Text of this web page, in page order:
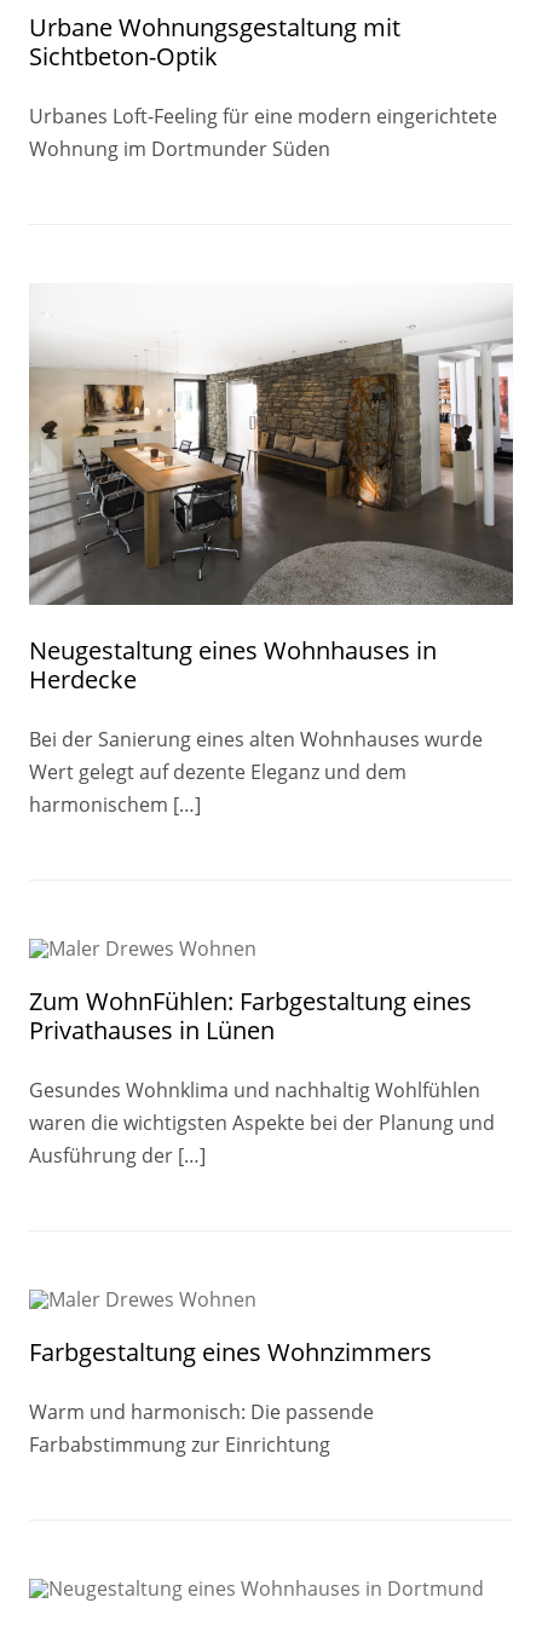
Urbane Wohnungsgestaltung mit
Sichtbeton-Optik
Urbanes Loft-Feeling für eine modern eingerichtete
Wohnung im Dortmunder Süden
Neugestaltung eines Wohnhauses in
Herdecke
Bei der Sanierung eines alten Wohnhauses wurde
Wert gelegt auf dezente Eleganz und dem
harmonischem […]
Zum WohnFühlen: Farbgestaltung eines
Privathauses in Lünen
Gesundes Wohnklima und nachhaltig Wohlfühlen
waren die wichtigsten Aspekte bei der Planung und
Ausführung der […]
Farbgestaltung eines Wohnzimmers
Warm und harmonisch: Die passende
Farbabstimmung zur Einrichtung